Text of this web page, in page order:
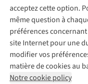
acceptez cette option.
même question à
préférences
site Internet pour une
modifier vos
matière de cookies au
Notre cookie policy
Mentions légales